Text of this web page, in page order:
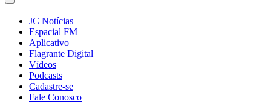
JC Notícias
Espacial FM
Aplicativo
Flagrante Digital
Vídeos
Podcasts
Cadastre-se
Fale Conosco